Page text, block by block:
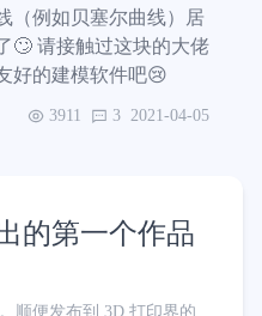
（例如贝塞尔曲线）居
🙄 请接触过这块的大佬
好的建模软件吧😢
3911 3 2021-04-05
的第一个作品
顺便发布到 3D 打印界的